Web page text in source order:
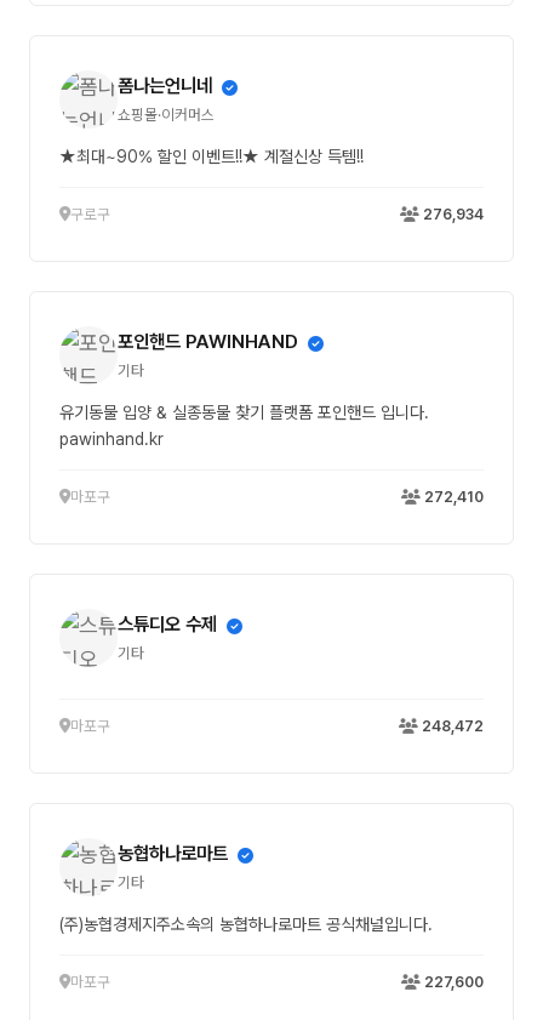
폼나는언니네
쇼핑몰·이커머스
★최대~90% 할인 이벤트!!★ 계절신상 득템!!
구로구 276,934
포인핸드 PAWINHAND
기타
유기동물 입양 & 실종동물 찾기 플랫폼 포인핸드 입니다.
pawinhand.kr
마포구 272,410
스튜디오 수제
기타
마포구 248,472
농협하나로마트
기타
(주)농협경제지주소속의 농협하나로마트 공식채널입니다.
마포구 227,600